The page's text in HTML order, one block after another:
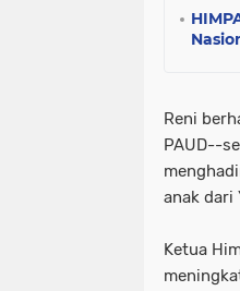
Reni
PAUD--
anak dari
Ketua